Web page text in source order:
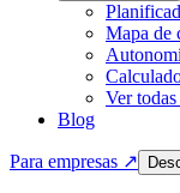
Mapa de
Ver
Blog
Para empresas ↗